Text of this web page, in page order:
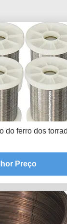
do ferro dos
Preço